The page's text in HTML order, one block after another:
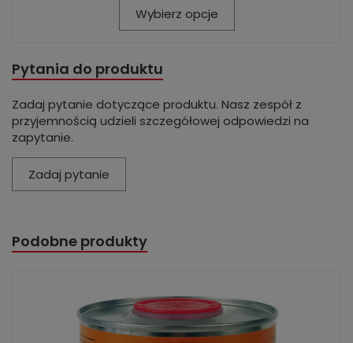
Wybierz opcje
Pytania do produktu
Zadaj pytanie dotyczące produktu. Nasz zespół z
przyjemnością udzieli szczegółowej odpowiedzi na
zapytanie.
Zadaj pytanie
Podobne produkty